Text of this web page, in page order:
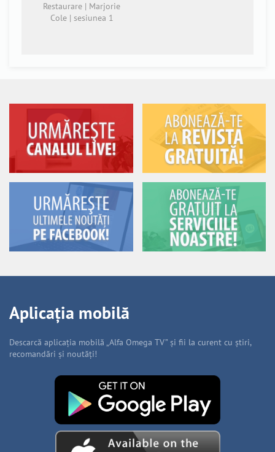
Restaurare | Marjorie
Cole | sesiunea 1
Aplicația mobilă
Descarcă aplicația mobilă „Alfa Omega TV” și fii la curent cu știri,
recomandări și noutăți!